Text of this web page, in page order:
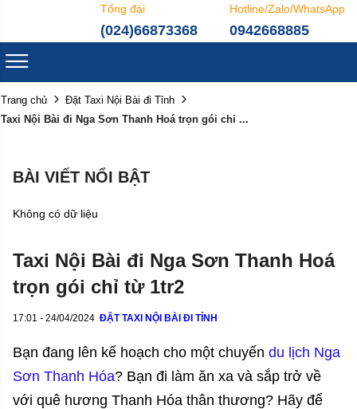
Tổng đài
(024)66873368
Hotline/Zalo/WhatsApp
0942668885
Trang chủ
Đặt Taxi Nội Bài đi Tỉnh
Taxi Nội Bài đi Nga Sơn Thanh Hoá trọn gói chỉ ...
BÀI VIẾT NỔI BẬT
Không có dữ liệu
Taxi Nội Bài đi Nga Sơn Thanh Hoá
trọn gói chỉ từ 1tr2
17:01 - 24/04/2024 ĐẶT TAXI NỘI BÀI ĐI TỈNH
Bạn đang lên kế hoạch cho một chuyến du lịch Nga
Sơn Thanh Hóa? Bạn đi làm ăn xa và sắp trở về
với quê hương Thanh Hóa thân thương? Hãy để